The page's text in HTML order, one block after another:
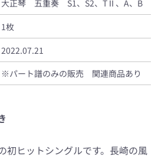
大正琴 五重奏 S1、S2、TⅡ、A、B
1枚
2022.07.21
※パート譜のみの販売 関連商品あり
初ヒットシングルです。長崎の風